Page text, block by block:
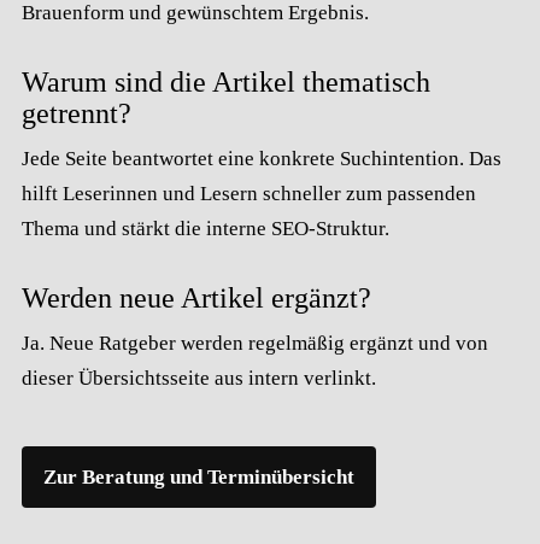
Brauenform und gewünschtem Ergebnis.
Warum sind die Artikel thematisch
getrennt?
Jede Seite beantwortet eine konkrete Suchintention. Das
hilft Leserinnen und Lesern schneller zum passenden
Thema und stärkt die interne SEO-Struktur.
Werden neue Artikel ergänzt?
Ja. Neue Ratgeber werden regelmäßig ergänzt und von
dieser Übersichtsseite aus intern verlinkt.
Zur Beratung und Terminübersicht